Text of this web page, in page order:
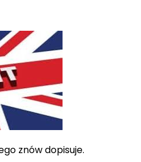
znów dopisuje.